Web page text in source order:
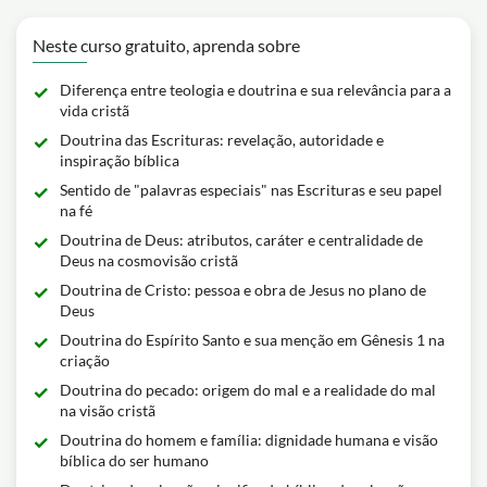
Neste curso gratuito, aprenda sobre
Diferença entre teologia e doutrina e sua relevância para a
vida cristã
Doutrina das Escrituras: revelação, autoridade e
inspiração bíblica
Sentido de "palavras especiais" nas Escrituras e seu papel
na fé
Doutrina de Deus: atributos, caráter e centralidade de
Deus na cosmovisão cristã
Doutrina de Cristo: pessoa e obra de Jesus no plano de
Deus
Doutrina do Espírito Santo e sua menção em Gênesis 1 na
criação
Doutrina do pecado: origem do mal e a realidade do mal
na visão cristã
Doutrina do homem e família: dignidade humana e visão
bíblica do ser humano